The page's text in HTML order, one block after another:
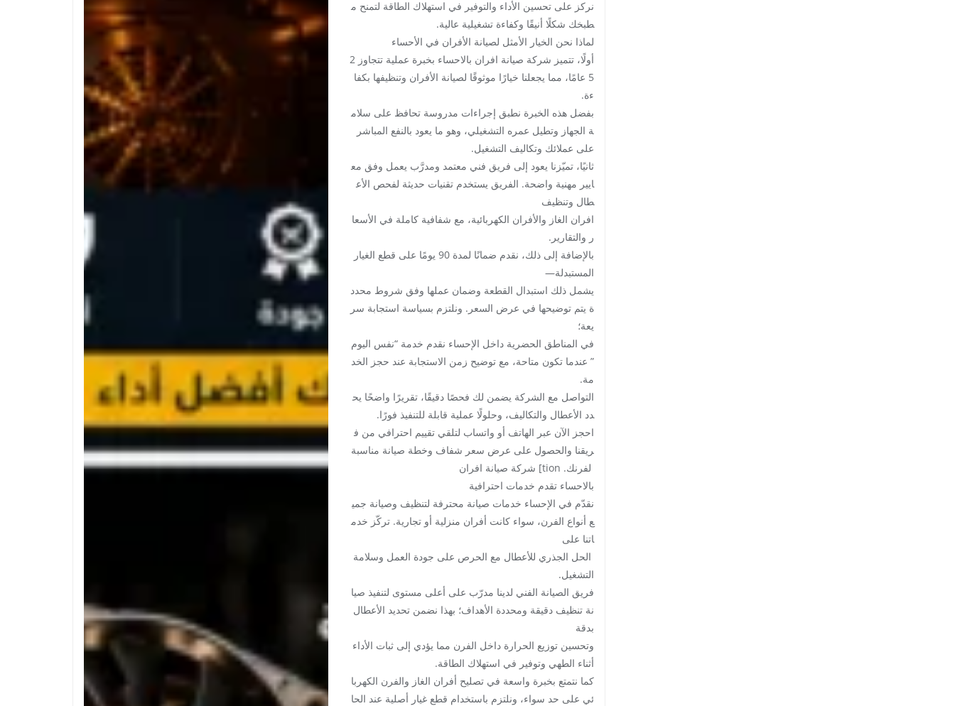
نركز على تحسين الأداء والتوفير في استهلاك الطاقة لتمنح م
طبخك شكلًا أنيقًا وكفاءة تشغيلية عالية.
لماذا نحن الخيار الأمثل لصيانة الأفران في الأحساء
أولًا، تتميز شركة صيانة افران بالاحساء بخبرة عملية تتجاوز 2
5 عامًا، مما يجعلنا خيارًا موثوقًا لصيانة الأفران وتنظيفها بكفا
ءة.
بفضل هذه الخبرة نطبق إجراءات مدروسة تحافظ على سلام
ة الجهاز وتطيل عمره التشغيلي، وهو ما يعود بالنفع المباشر
على عملائك وتكاليف التشغيل.
ثانيًا، تميّزنا يعود إلى فريق فني معتمد ومدرَّب يعمل وفق مع
ايير مهنية واضحة. الفريق يستخدم تقنيات حديثة لفحص الأع
طال وتنظيف
افران الغاز والأفران الكهربائية، مع شفافية كاملة في الأسعا
ر والتقارير.
بالإضافة إلى ذلك، نقدم ضمانًا لمدة 90 يومًا على قطع الغيار
المستبدلة—
يشمل ذلك استبدال القطعة وضمان عملها وفق شروط محدد
ة يتم توضيحها في عرض السعر. ونلتزم بسياسة استجابة سر
يعة؛
في المناطق الحضرية داخل الإحساء نقدم خدمة “نفس اليوم
” عندما تكون متاحة، مع توضيح زمن الاستجابة عند حجز الخد
مة.
التواصل مع الشركة يضمن لك فحصًا دقيقًا، تقريرًا واضحًا يح
دد الأعطال والتكاليف، وحلولًا عملية قابلة للتنفيذ فورًا.
احجز الآن عبر الهاتف أو واتساب لتلقي تقييم احترافي من ف
ريقنا والحصول على عرض سعر شفاف وخطة صيانة مناسبة
لفرنك. tion] شركة صيانة افران
بالاحساء تقدم خدمات احترافية
نقدّم في الإحساء خدمات صيانة محترفة لتنظيف وصيانة جمي
ع أنواع الفرن، سواء كانت أفران منزلية أو تجارية. تركّز خدم
اتنا على
الحل الجذري للأعطال مع الحرص على جودة العمل وسلامة
التشغيل.
فريق الصيانة الفني لدينا مدرّب على أعلى مستوى لتنفيذ صيا
نة تنظيف دقيقة ومحددة الأهداف؛ بهذا نضمن تحديد الأعطال
بدقة
وتحسين توزيع الحرارة داخل الفرن مما يؤدي إلى ثبات الأداء
أثناء الطهي وتوفير في استهلاك الطاقة.
كما نتمتع بخبرة واسعة في تصليح أفران الغاز والفرن الكهربا
ئي على حد سواء، ونلتزم باستخدام قطع غيار أصلية عند الحا